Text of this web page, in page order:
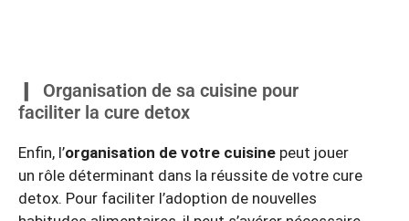
Organisation de sa cuisine pour
faciliter la cure detox
Enfin, l’organisation de votre cuisine peut jouer
un rôle déterminant dans la réussite de votre cure
detox. Pour faciliter l’adoption de nouvelles